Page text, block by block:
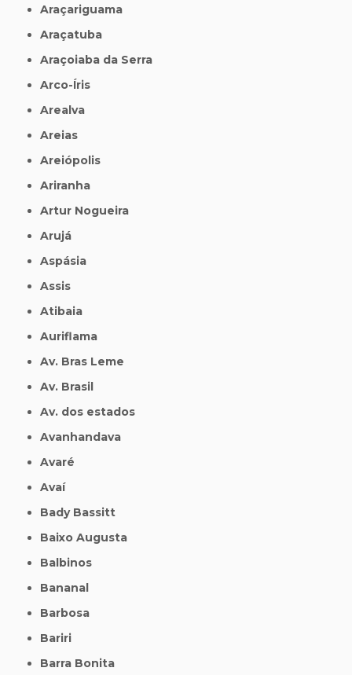
Araçariguama
Araçatuba
Araçoiaba da Serra
Arco-Íris
Arealva
Areias
Areiópolis
Ariranha
Artur Nogueira
Arujá
Aspásia
Assis
Atibaia
Auriflama
Av. Bras Leme
Av. Brasil
Av. dos estados
Avanhandava
Avaré
Avaí
Bady Bassitt
Baixo Augusta
Balbinos
Bananal
Barbosa
Bariri
Barra Bonita